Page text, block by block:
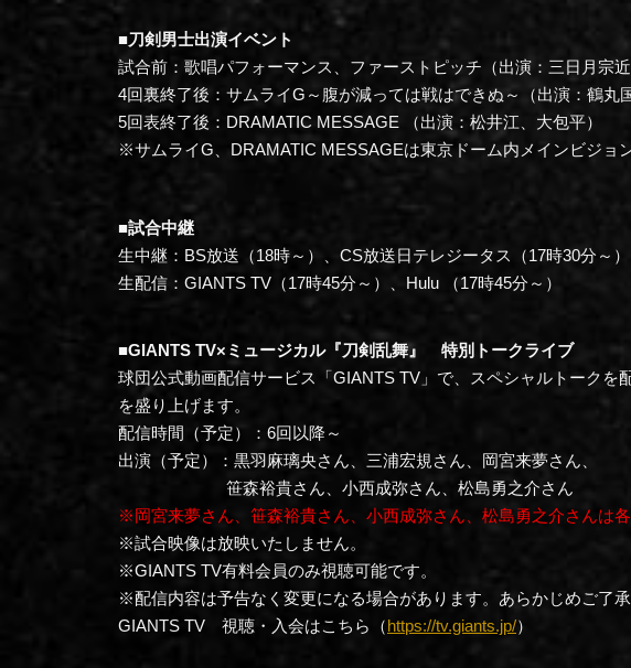
■刀剣男士出演イベント
試合前：歌唱パフォーマンス、ファーストピッチ（出演：三日月宗
4回裏終了後：サムライG～腹が減っては戦はできぬ～（出演：鶴丸
5回表終了後：DRAMATIC MESSAGE （出演：松井江、大包平）
※サムライG、DRAMATIC MESSAGEは東京ドーム内メインビジョ
■試合中継
生中継：BS放送（18時～）、CS放送日テレジータス（17時30分～）
生配信：GIANTS TV（17時45分～）、Hulu （17時45分～）
■GIANTS TV×ミュージカル『刀剣乱舞』 特別トークライブ
球団公式動画配信サービス「GIANTS TV」で、スペシャルトーク
を盛り上げます。
配信時間（予定）：6回以降～
出演（予定）：黒羽麻璃央さん、三浦宏規さん、岡宮来夢さん、
笹森裕貴さん、小西成弥さん、松島勇之介さん
※岡宮来夢さん、笹森裕貴さん、小西成弥さん、松島勇之介さんは
※試合映像は放映いたしません。
※GIANTS TV有料会員のみ視聴可能です。
※配信内容は予告なく変更になる場合があります。あらかじめご了承
GIANTS TV 視聴・入会はこちら（https://tv.giants.jp/）